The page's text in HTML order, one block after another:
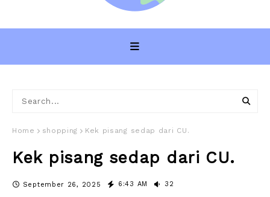
Home shopping Kek pisang sedap dari CU.
Kek pisang sedap dari CU.
September 26, 2025 6:43 AM 32